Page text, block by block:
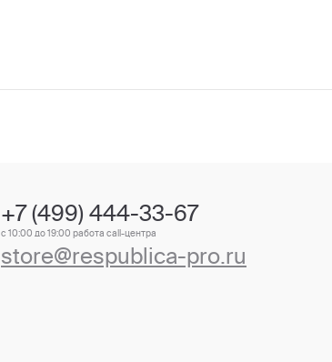
+7 (499) 444-33-67
с 10:00 до 19:00 работа call-центра
store@respublica-pro.ru